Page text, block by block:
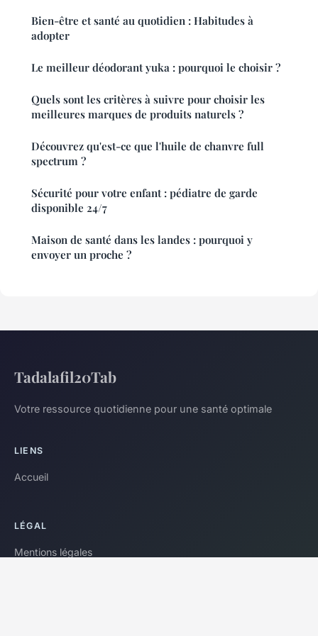
Bien-être et santé au quotidien : Habitudes à
adopter
Le meilleur déodorant yuka : pourquoi le choisir ?
Quels sont les critères à suivre pour choisir les
meilleures marques de produits naturels ?
Découvrez qu'est-ce que l'huile de chanvre full
spectrum ?
Sécurité pour votre enfant : pédiatre de garde
disponible 24/7
Maison de santé dans les landes : pourquoi y
envoyer un proche ?
Tadalafil20Tab
Votre ressource quotidienne pour une santé optimale
LIENS
Accueil
LÉGAL
Mentions légales